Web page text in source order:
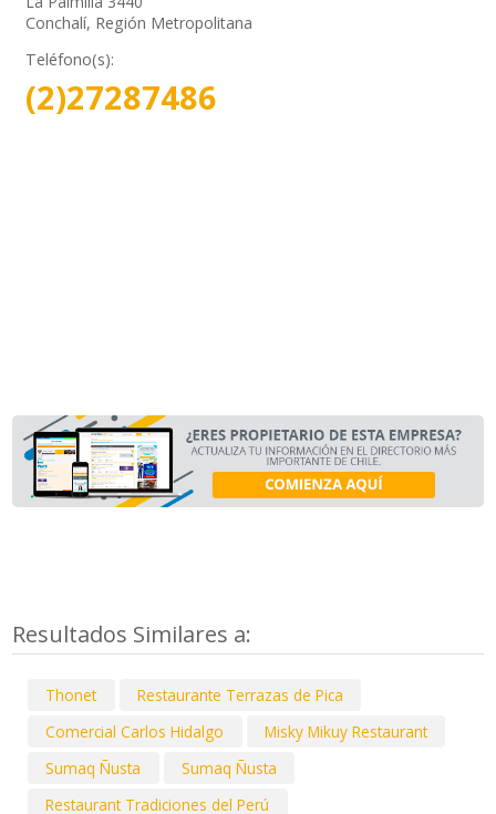
Conchalí, Región Metropolitana
Teléfono(s):
(2)27287486
Resultados Similares a:
Thonet
Restaurante Terrazas de Pica
Comercial Carlos Hidalgo
Misky Mikuy Restaurant
Sumaq Ñusta
Sumaq Ñusta
Restaurant Tradiciones del Perú